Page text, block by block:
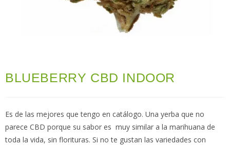
BLUEBERRY CBD INDOOR
Es de las mejores que tengo en catálogo. Una yerba que no
parece CBD porque su sabor es muy similar a la marihuana de
toda la vida, sin florituras. Si no te gustan las variedades con